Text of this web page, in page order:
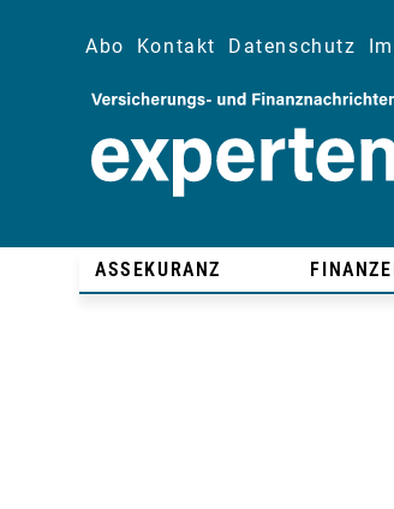
Abo Kontakt Datenschutz
ASSEKURANZ